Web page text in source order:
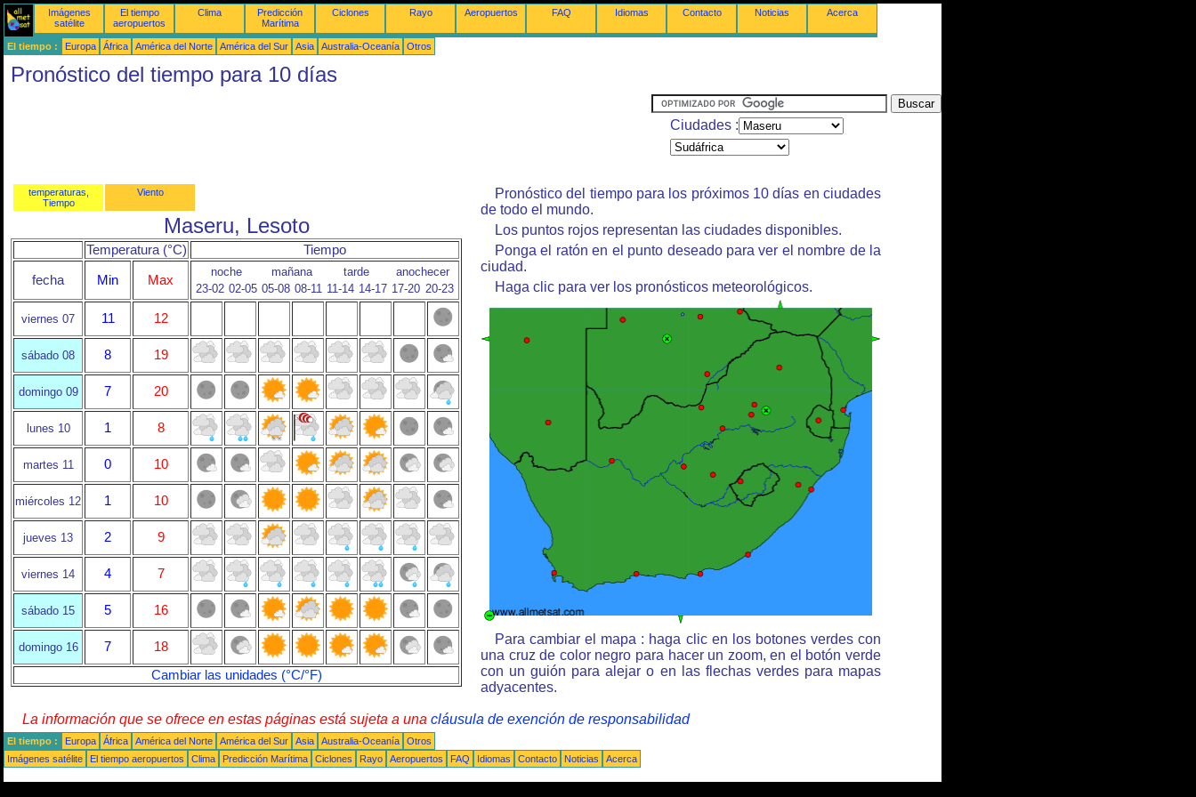
Imágenes
satélite
El tiempo
aeropuertos
Clima
Predicción
Marítima
Ciclones Rayo Aeropuertos FAQ Idiomas Contacto Noticias Acerca
El tiempo : Europa África América del Norte América del Sur Asia Australia-Oceanía Otros
Pronóstico del tiempo para 10 días
Ciudades :
temperaturas,
Tiempo
Viento
Maseru, Lesoto
Temperatura (°C) Tiempo
fecha Min Max
noche mañana tarde
anochecer
23-02 02-05 05-08 08-11 11-14 14-17 17-20 20-23
viernes 07 11 12
sábado 08 8 19
domingo 09 7 20
lunes 10 1 8
martes 11 0 10
miércoles 12 1 10
jueves 13 2 9
viernes 14 4 7
sábado 15 5 16
domingo 16 7
18
Cambiar las unidades (°C/°F)
Pronóstico del tiempo para los próximos 10 días en ciudades
de todo el mundo.
Los puntos rojos representan las ciudades disponibles.
Ponga el ratón en el punto deseado para ver el nombre de la
ciudad.
Haga clic para ver los pronósticos meteorológicos.
Para cambiar el mapa : haga clic en los botones verdes con
una cruz de color negro para hacer un zoom, en el botón verde
con un guión para alejar o en las flechas verdes para mapas
adyacentes.
La información que se ofrece en estas páginas está sujeta a una cláusula de exención de responsabilidad
El tiempo : Europa África América del Norte América del Sur Asia Australia-Oceanía
Otros
Imágenes satélite
El tiempo aeropuertos Clima Predicción Marítima Ciclones Rayo Aeropuertos FAQ Idiomas Contacto Noticias Acerca